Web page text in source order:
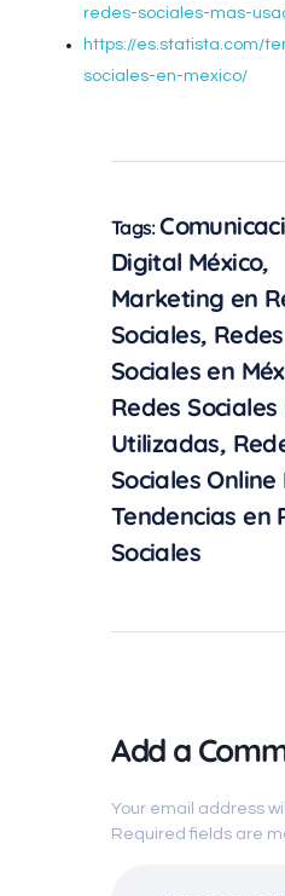
redes-sociales-mas-
https://es.statista.com/
sociales-en-mexico/
Tags:
Digital México,
Marketing en
Sociales, Redes
Sociales en
Redes Sociales
Utilizadas,
Sociales Online
Tendencias en
Sociales
Add a
Your email address
Required fields are